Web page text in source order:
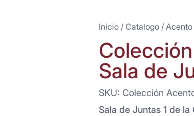
Inicio / Catalogo / Acento
Sala de
SKU: Colección
Sala de Juntas 1 de